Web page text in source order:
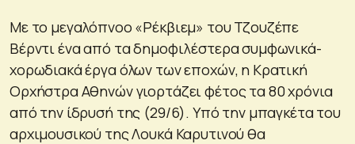
Με το μεγαλόπνοο «Ρέκβιεμ» του Τζουζέπε
Βέρντι ένα από τα δημοφιλέστερα συμφωνικά-
χορωδιακά έργα όλων των εποχών, η Κρατική
Ορχήστρα Αθηνών γιορτάζει φέτος τα 80 χρόνια
από την ίδρυσή της (29/6). Υπό την μπαγκέτα του
αρχιμουσικού της Λουκά Καρυτινού θα